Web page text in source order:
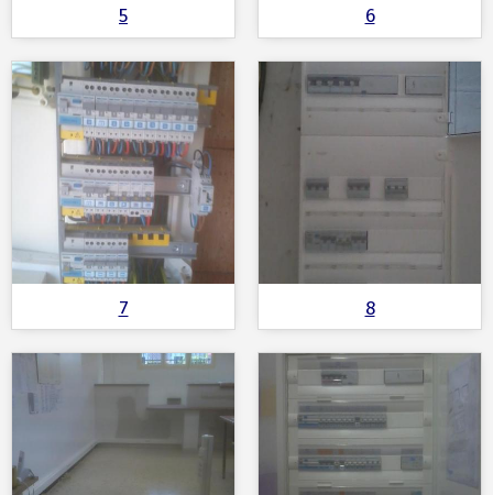
5 6
7 8